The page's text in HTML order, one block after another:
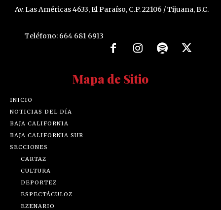
Av. Las Américas 4633, El Paraíso, C.P. 22106 / Tijuana, B.C.
Teléfono: 664 681 6913
Mapa de Sitio
INICIO
NOTICIAS DEL DÍA
BAJA CALIFORNIA
BAJA CALIFORNIA SUR
SECCIONES
CARTAZ
CULTURA
DEPORTEZ
ESPECTÁCULOZ
EZENARIO